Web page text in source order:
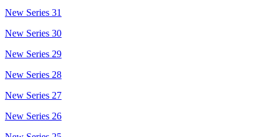
New Series 31
New Series 30
New Series 29
New Series 28
New Series 27
New Series 26